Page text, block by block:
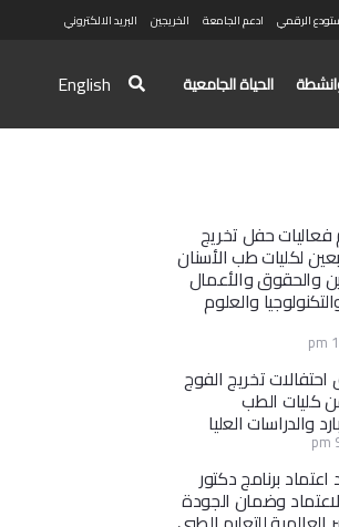
الرقمي ادعم الجامعة الخريجين البريد الالكتروني
الحياة الجامعية English
حفل تخريج
لكليات طب الأسنان
والحقوق والأعمال
والعلوم
تخريج الفوج
كليات الطب
والدراسات العليا
برنامج دكتور
وضمان الجودة